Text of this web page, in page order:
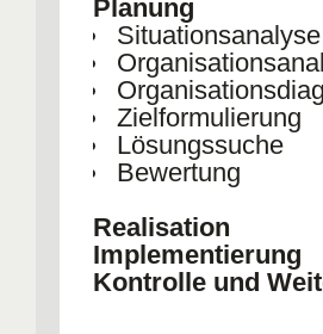
[zur Kenntnis]
Planung
Situationsanalyse
Zielformulierung
Lösungssuche
Bewertung
Realisation
Implementierung
Kontrolle und